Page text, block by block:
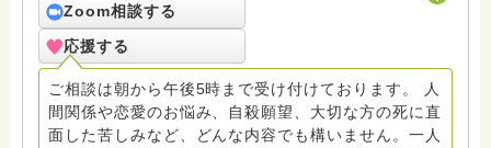
ろうかとは存じますが共に精進して参りましょうね。お
寺にもお気軽に遊びに来てください。
Zoom相談する
応援する
ご相談は朝から午後5時まで受け付けております。 人
間関係や恋愛のお悩み、自殺願望、大切な方の死に直
面した苦しみなど、どんな内容でも構いません。一人